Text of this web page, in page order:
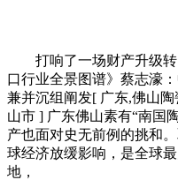
打响了一场财产升级转
口行业全景图谱》蔡志濠
兼并沉组阐发[ 广东,佛山
山市 ] 广东佛山素有“南国
产也面对史无前例的挑和
球经济放缓影响，是全球
地，